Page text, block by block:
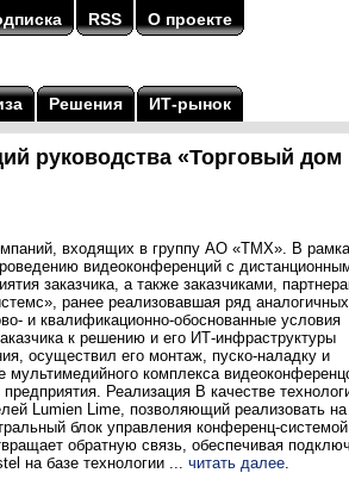
RSS О проекте
Решения ИТ-рынок
руководства «Торговый дом
входящих в группу АО «ТМХ». В
видеоконференций с
заказчика, а также заказчиками,
ранее реализовавшая ряд аналогичных
и квалификационно-обоснованные условия
к решению и его ИТ-инфраструктуры
осуществил его монтаж, пуско-наладку и
комплекса
Реализация В качестве
Lumien Lime, позволяющий реализовать на
блок управления конференц-
обратную связь, обеспечивая
на базе технологии ... читать далее.